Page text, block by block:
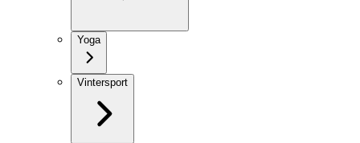
Yoga
Vintersport